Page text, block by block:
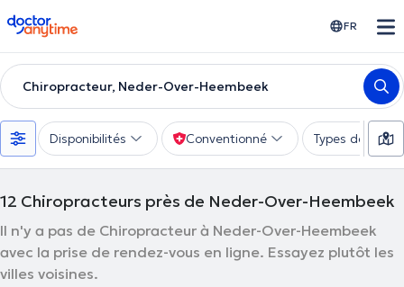
doctoranytime FR
Chiropracteur, Neder-Over-Heembeek
Disponibilités Conventionné Types de
12 Chiropracteurs près de Neder-Over-Heembeek
Il n'y a pas de Chiropracteur à Neder-Over-Heembeek
avec la prise de rendez-vous en ligne. Essayez plutôt les
villes voisines.